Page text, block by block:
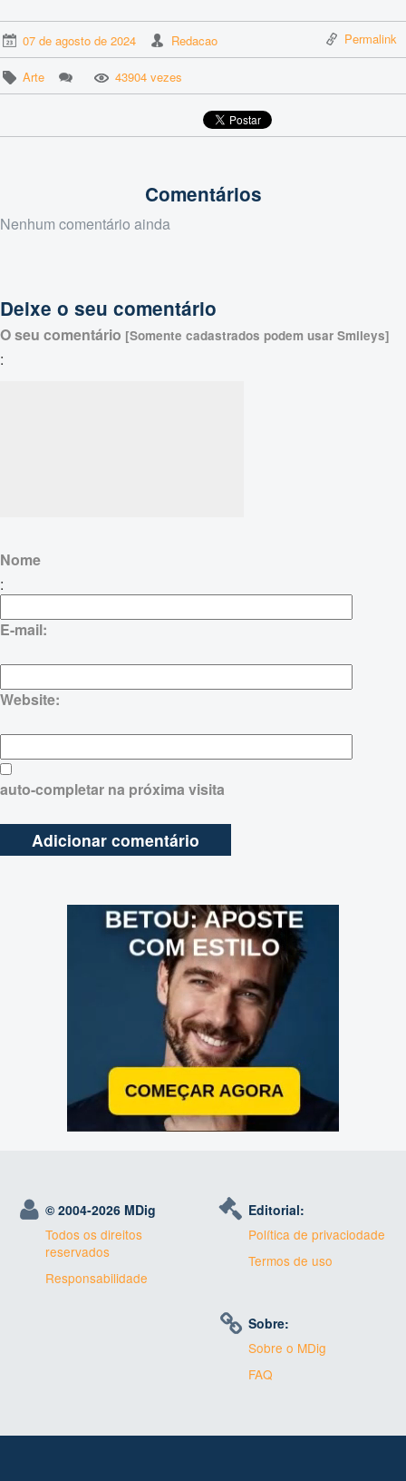
07 de agosto de 2024 Redacao Permalink
Arte 43904 vezes
Comentários
Nenhum comentário ainda
Deixe o seu comentário
O seu comentário [Somente cadastrados podem usar Smileys]
:
Nome
:
E-mail:
Website:
auto-completar na próxima visita
© 2004-2026 MDig
Todos os direitos
reservados
Responsabilidade
Editorial:
Política de privaciodade
Termos de uso
Sobre:
Sobre o MDig
FAQ